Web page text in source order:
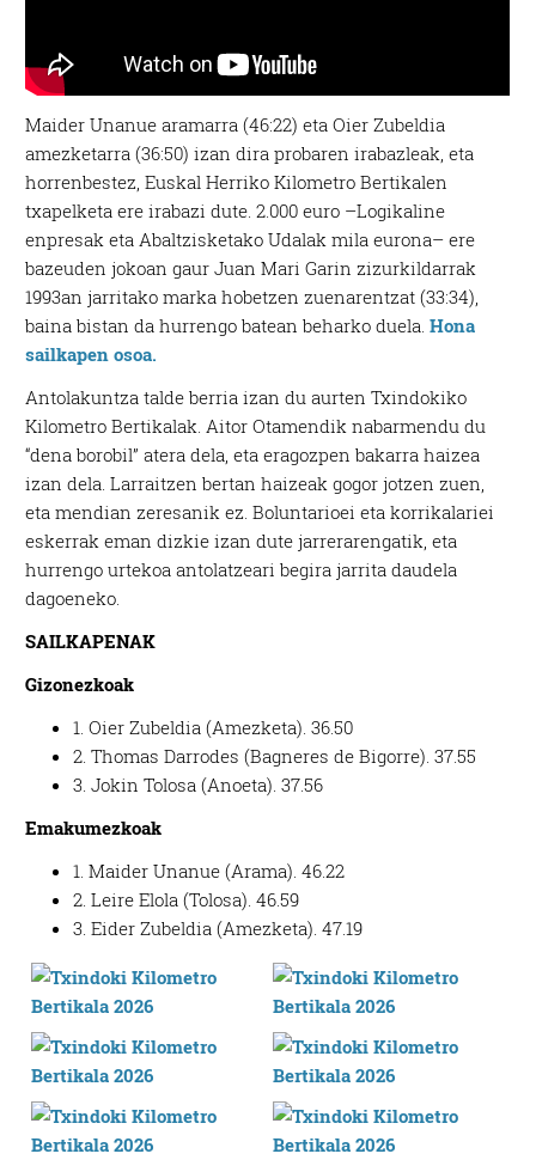
Maider Unanue aramarra (46:22) eta Oier Zubeldia
amezketarra (36:50) izan dira probaren irabazleak, eta
horrenbestez, Euskal Herriko Kilometro Bertikalen
txapelketa ere irabazi dute. 2.000 euro –Logikaline
enpresak eta Abaltzisketako Udalak mila eurona– ere
bazeuden jokoan gaur Juan Mari Garin zizurkildarrak
1993an jarritako marka hobetzen zuenarentzat (33:34),
baina bistan da hurrengo batean beharko duela.Hona
sailkapen osoa.
Antolakuntza talde berria izan du aurten Txindokiko
Kilometro Bertikalak. Aitor Otamendik nabarmendu du
“dena borobil” atera dela, eta eragozpen bakarra haizea
izan dela. Larraitzen bertan haizeak gogor jotzen zuen,
eta mendian zeresanik ez. Boluntarioei eta korrikalariei
eskerrak eman dizkie izan dute jarrerarengatik, eta
hurrengo urtekoa antolatzeari begira jarrita daudela
dagoeneko.
SAILKAPENAK
Gizonezkoak
1. Oier Zubeldia (Amezketa). 36.50
2. Thomas Darrodes (Bagneres de Bigorre). 37.55
3. Jokin Tolosa (Anoeta). 37.56
Emakumezkoak
1. Maider Unanue (Arama). 46.22
2. Leire Elola (Tolosa). 46.59
3. Eider Zubeldia (Amezketa). 47.19